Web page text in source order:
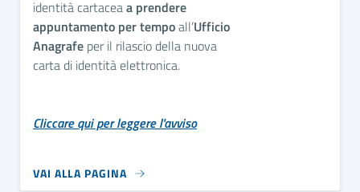
identità cartaceaa prendere
appuntamento per tempoall’Ufficio
Anagrafe per il rilascio della nuova
carta di identità elettronica.
Cliccare qui per leggere l'avviso
VAI ALLA PAGINA